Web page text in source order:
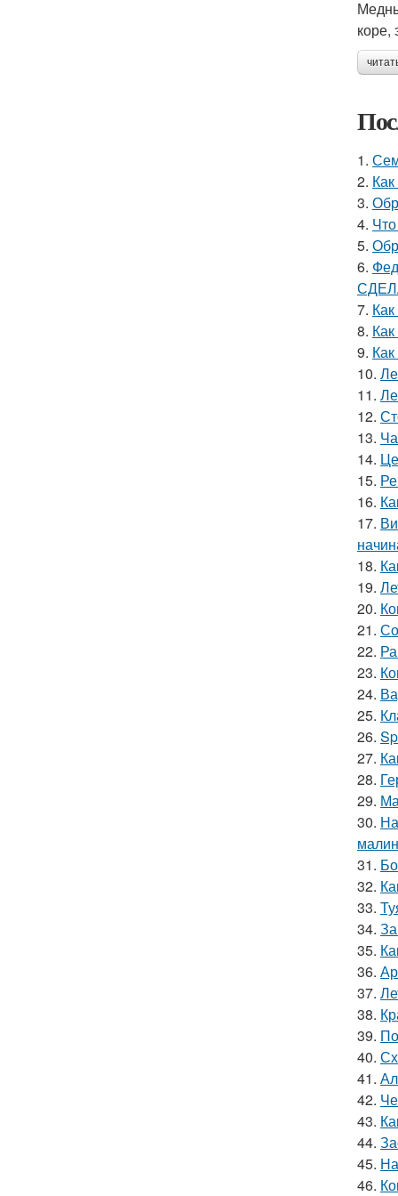
коре,
1.
2.
3.
4.
5.
6.
7.
8.
9.
10.
11.
12.
13.
14.
15.
16.
17.
18.
19.
20.
21.
22.
23.
24.
25.
26.
27.
28.
29.
30.
31.
32.
33.
34.
35.
36.
37.
38.
39.
40.
41.
42.
43.
44.
45.
46.